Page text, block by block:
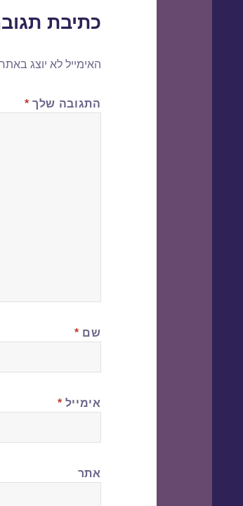
כתיבת
האימייל לא יוצג
התגובה שלך *
שם *
אימייל *
אתר